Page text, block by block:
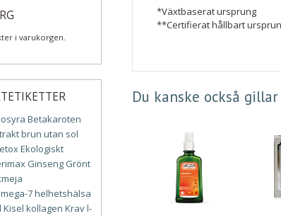
*Växtbaserat ursprung
**Certifierat hållbart
Du kanske också
i varukorgen.
Betakaroten
brun utan sol
Ekologiskt
Ginseng Grönt
7helhetshälsa
Kisel kollagen Kravl-